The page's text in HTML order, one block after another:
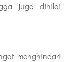
juga dinilai
menghindari